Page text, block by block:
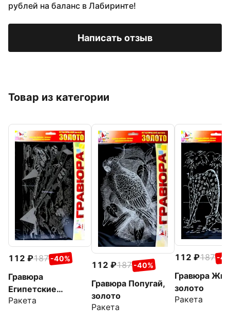
рублей на баланс в Лабиринте!
Написать отзыв
Товар из категории
112 187 -40%
Гравюра
Египетские
пирамиды, золото
Ракета
112 187 -40%
Гравюра Попугай,
золото
Ракета
112 187 -
Гравюра
золото
Ракета